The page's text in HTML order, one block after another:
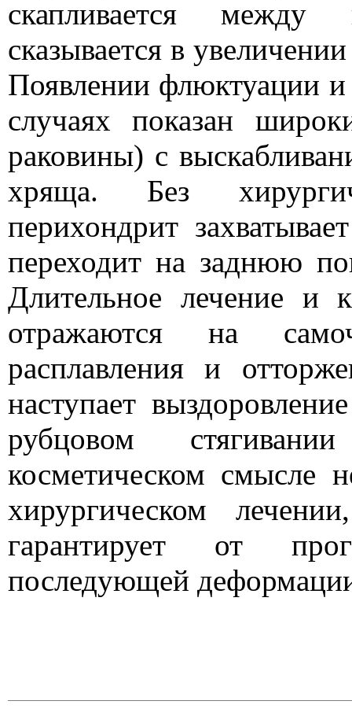
скапливается
сказывается в
Появлении флюктуации
случаях показан
раковины) с
хряща. Без
перихондрит
переходит на заднюю
Длительное лечение и
отражаются на
расплавления и
наступает
рубцовом
косметическом смысле
хирургическом
гарантирует от
последующей